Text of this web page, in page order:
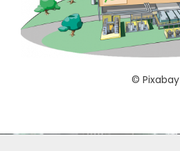
© Pixabay